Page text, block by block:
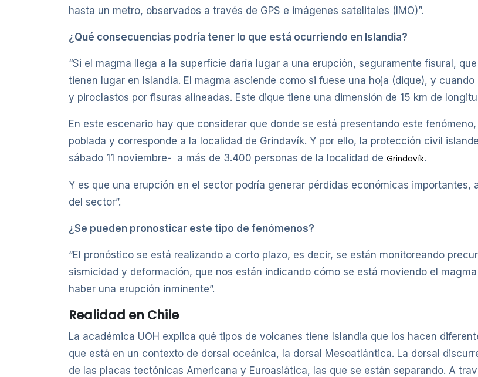
hasta un metro, observados a través de GPS e imágenes satelitales (IMO)”.
¿Qué consecuencias podría tener lo que está ocurriendo en Islandia?
“Si el magma llega a la superficie daría lugar a una erupción, seguramente fisural,
tienen lugar en Islandia. El magma asciende como si fuese una hoja (dique), y
y piroclastos por fisuras alineadas. Este dique tiene una dimensión de 15 km de
En este escenario hay que considerar que donde se está presentando este
poblada y corresponde a la localidad de Grindavík. Y por ello, la protección civil
sábado 11 noviembre- a más de 3.400 personas de la localidad de Grindavík.
Y es que una erupción en el sector podría generar pérdidas económicas
del sector”.
¿Se pueden pronosticar este tipo de fenómenos?
“El pronóstico se está realizando a corto plazo, es decir, se están monitoreando
sismicidad y deformación, que nos están indicando cómo se está moviendo el
haber una erupción inminente”.
Realidad en Chile
La académica UOH explica qué tipos de volcanes tiene Islandia que los hacen
que está en un contexto de dorsal oceánica, la dorsal Mesoatlántica. La dorsal
de las placas tectónicas Americana y Euroasiática, las que se están separando. A